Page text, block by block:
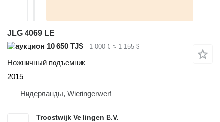
JLG 4069 LE
10 650 TJS
1 000 € ≈ 1 155 $
Ножничный подъемник
2015
Нидерланды, Wieringerwerf
Troostwijk Veilingen B.V.